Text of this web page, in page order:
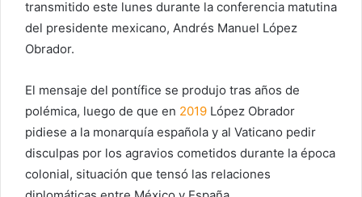
transmitido este lunes durante la conferencia matutina
del presidente mexicano, Andrés Manuel López
Obrador.
El mensaje del pontífice se produjo tras años de
polémica, luego de que en 2019 López Obrador
pidiese a la monarquía española y al Vaticano pedir
disculpas por los agravios cometidos durante la época
colonial, situación que tensó las relaciones